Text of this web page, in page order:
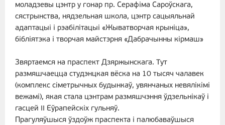
моладзевы цэнтр у гонар пр. Серафіма Сароўскага,
сястрынства, нядзельная школа, цэнтр сацыяльнай
адаптацыі і рэабілітацыі «Жыватворчая крыніца»,
бібліятэка і творчая майстэрня «Дабрачынны кірмаш»
Звяртаемся на праспект Дзяржынскага. Тут
размяшчаецца студэнцкая вёска на 10 тысяч чалавек
(комплекс сіметрычных будынкаў, увянчаных невялікімі
вежамі), якая стала цэнтрам размяшчэння ўдзельнікаў і
гасцей II Еўрапейскіх гульняў.
Прагуляўшыся ўздоўж праспекта і палюбаваўшыся